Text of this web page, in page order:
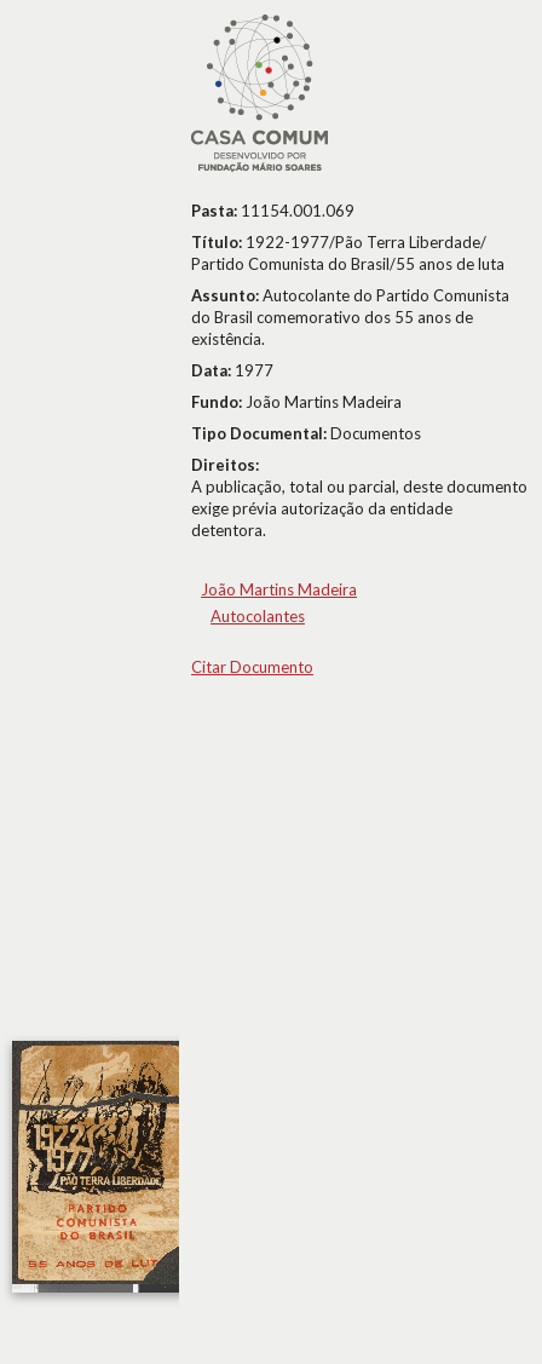
Pasta: 11154.001.069
Título: 1922-1977/Pão Terra Liberdade/
Partido Comunista do Brasil/55 anos de luta
Assunto:Autocolante do Partido Comunista
do Brasil comemorativo dos 55 anos de
existência.
Data: 1977
Fundo: João Martins Madeira
Tipo Documental:Documentos
Direitos:
A publicação, total ou parcial, deste documento
exige prévia autorização da entidade
detentora.
João Martins Madeira
Autocolantes
Citar Documento